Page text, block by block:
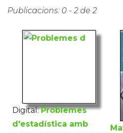
Publicacions: 0 - 2 de 2
Digital: Problemes
d'estadística amb